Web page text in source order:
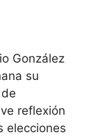
González
su
reflexión
elecciones